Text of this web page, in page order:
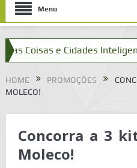
Menu
e Cidades Inteligentes
HOME PROMOÇÕES
MOLECO!
Concorra a 3
Moleco!